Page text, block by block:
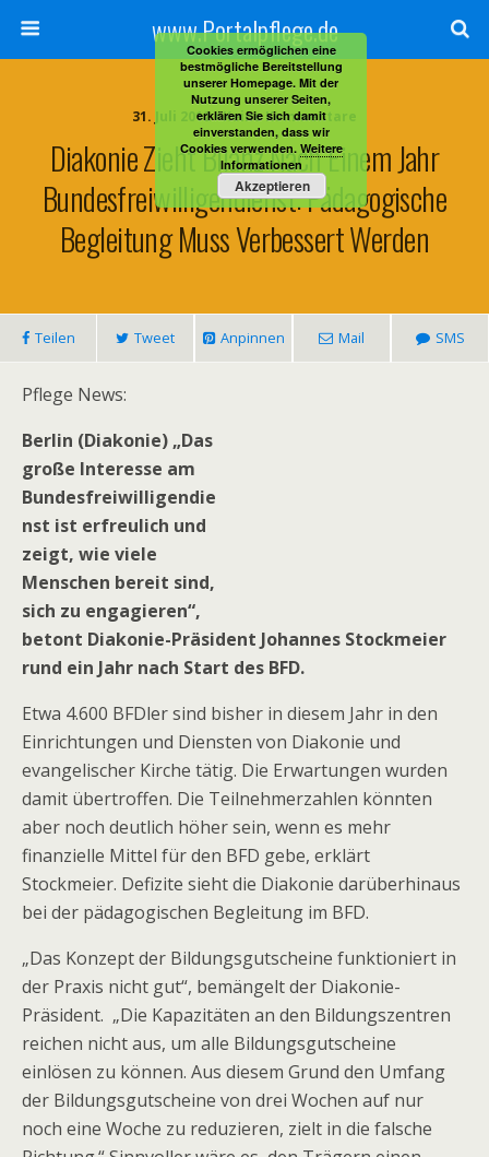
www.Portalpflege.de
31. Juli 2012 • Keine Kommentare
Diakonie Zieht Bilanz Nach Einem Jahr
Bundesfreiwilligendienst: Pädagogische
Begleitung Muss Verbessert Werden
Teilen Tweet Anpinnen Mail SMS
Pflege News:
Berlin (Diakonie) „Das
große Interesse am
Bundesfreiwilligendie
nst ist erfreulich und
zeigt, wie viele
Menschen bereit sind,
sich zu engagieren“,
betont Diakonie-Präsident Johannes Stockmeier
rund ein Jahr nach Start des BFD.
Etwa 4.600 BFDler sind bisher in diesem Jahr in den
Einrichtungen und Diensten von Diakonie und
evangelischer Kirche tätig. Die Erwartungen wurden
damit übertroffen. Die Teilnehmerzahlen könnten
aber noch deutlich höher sein, wenn es mehr
finanzielle Mittel für den BFD gebe, erklärt
Stockmeier. Defizite sieht die Diakonie darüberhinaus
bei der pädagogischen Begleitung im BFD.
„Das Konzept der Bildungsgutscheine funktioniert in
der Praxis nicht gut“, bemängelt der Diakonie-
Präsident. „Die Kapazitäten an den Bildungszentren
reichen nicht aus, um alle Bildungsgutscheine
einlösen zu können. Aus diesem Grund den Umfang
der Bildungsgutscheine von drei Wochen auf nur
noch eine Woche zu reduzieren, zielt in die falsche
Cookies ermöglichen eine
bestmögliche Bereitstellung
unserer Homepage. Mit der
Nutzung unserer Seiten,
erklären Sie sich damit
einverstanden, dass wir
Cookies verwenden. Weitere
Informationen
Akzeptieren